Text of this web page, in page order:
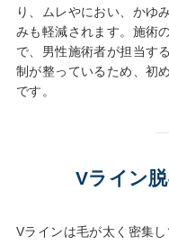
り、ムレやにおい、かゆ
みも軽減されます。施術
で、男性施術者が担当す
制が整っているため、初
です。
Vライン
Vラインは毛が太く密集